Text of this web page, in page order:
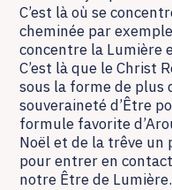
C’est là où se
cheminée par
concentre la Lumière
C’est là que le Christ
sous la forme de plus
souveraineté d’Être
formule favorite
Noël et de la trêve
pour entrer en
notre Être de Lumière.